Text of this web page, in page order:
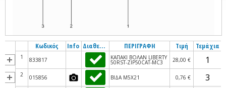
Κωδικός Info Διαθεσιμότητα ΠΕΡΙΓΡΑΦΗ Τιμή Τεμάχια
1 833817 ΚΑΠΑΚΙ ΒΟΛΑΝ LIBERTY
50RST-ΖΙΡ50CAT-MC3 28,00 €
2 015856 ΒΙΔΑ M5X21 0,76 €